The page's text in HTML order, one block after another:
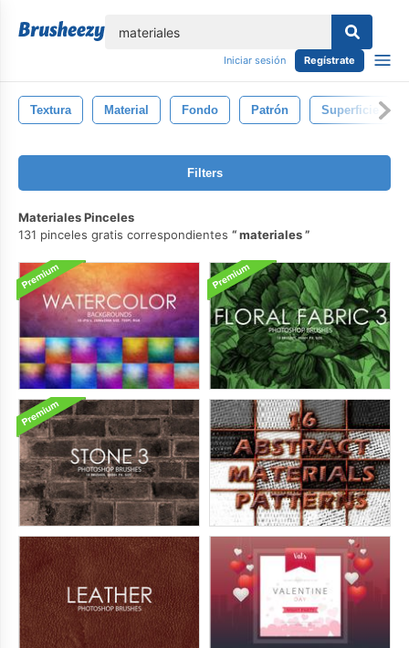
Iniciar sesión Regístrate
Textura Material Fondo Patrón Superficie
Filters
Materiales Pinceles
131 pinceles gratis correspondientes
materiales